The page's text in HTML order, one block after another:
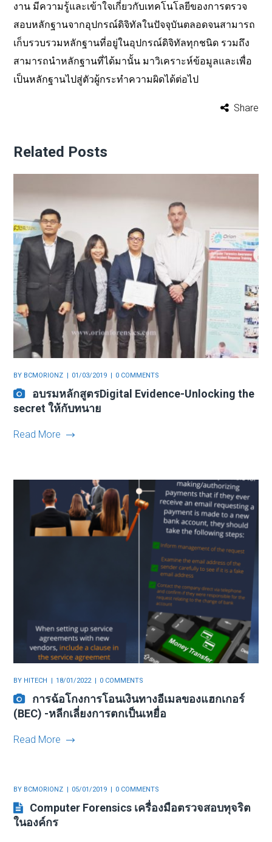
งาน มีความรู้และเข้าใจเกี่ยวกับเทคโนโลยีของการตรวจ
สอบหลักฐานจากอุปกรณ์ดิจิทัลในปัจจุบันตลอดจนสามารถ
เก็บรวบรวมหลักฐานที่อยู่ในอุปกรณ์ดิจิทัลทุกชนิด รวมถึง
สามารถนำหลักฐานที่ได้มานั้น มาวิเคราะห์ข้อมูลและเพื่อ
เป็นหลักฐานไปสู่ตัวผู้กระทำความผิดได้ต่อไป
Share
Related Posts
BY BCMORIONZ 01/03/2019 0 COMMENTS
อบรมหลักสูตรDigital Evidence-Unlocking the
secret ให้กับทนาย
Read More
BY HITECH 18/01/2022 0 COMMENTS
การฉ้อโกงการโอนเงินทางอีเมลของแฮกเกอร์
(BEC) -หลีกเลี่ยงการตกเป็นเหยื่อ
Read More
BY BCMORIONZ 05/01/2019 0 COMMENTS
Computer Forensics เครื่องมือตรวจสอบทุจริต
ในองค์กร